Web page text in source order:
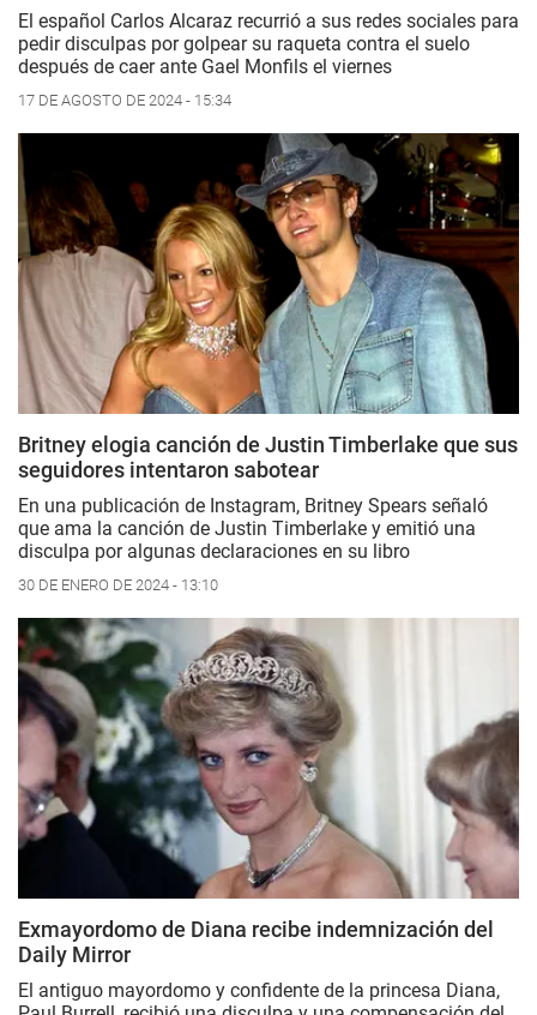
El español Carlos Alcaraz recurrió a sus redes sociales para
pedir disculpas por golpear su raqueta contra el suelo
después de caer ante Gael Monfils el viernes
17 DE AGOSTO DE 2024 - 15:34
Britney elogia canción de Justin Timberlake que sus
seguidores intentaron sabotear
En una publicación de Instagram, Britney Spears señaló
que ama la canción de Justin Timberlake y emitió una
disculpa por algunas declaraciones en su libro
30 DE ENERO DE 2024 - 13:10
Exmayordomo de Diana recibe indemnización del
Daily Mirror
El antiguo mayordomo y confidente de la princesa Diana,